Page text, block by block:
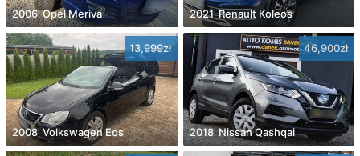
2006' Opel Meriva 2021' Renault Koleos
13,999zł
2008' Volkswagen Eos
46,900zł
2018' Nissan Qashqai